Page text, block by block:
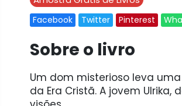
Facebook Twitter Pinterest
Sobre o livro
Um dom misterioso leva
da Era Cristã. A jovem Ulrika,